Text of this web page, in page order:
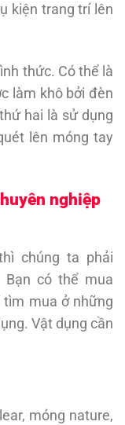
kiện trang trí lên
thức. Có thể là
làm khô bởi đèn
hai là sử dụng
lên móng tay
nghiệp
chúng ta phải
Bạn có thể mua
tìm mua ở những
Vật dụng cần
móng nature,